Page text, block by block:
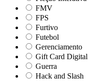
FMV
FPS
Furtivo
Futebol
Gerenciamento
Gift Card Digital
Guerra
Hack and Slash